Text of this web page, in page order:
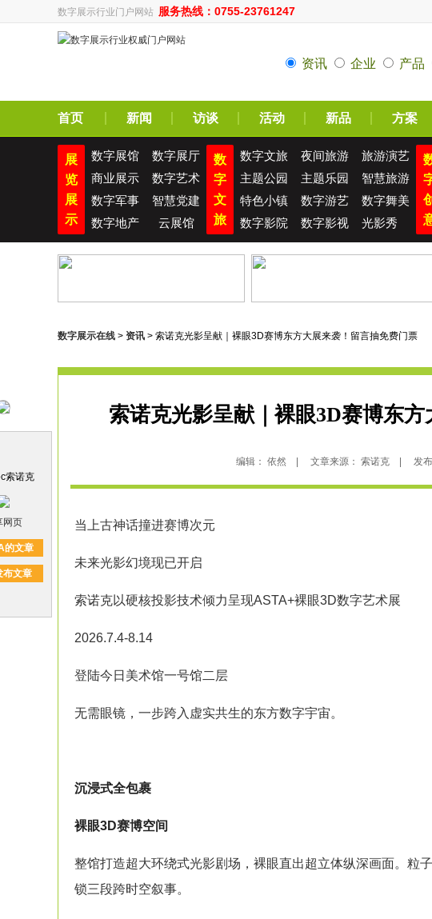
数字展示行业门户网站 服务热线：0755-23761247
资讯 企业 产品
首页 新闻 访谈 活动 新品 方案
展
览
展
示
数字展馆
数字展厅
商业展示
数字艺术
数字军事
智慧党建
数字地产
云展馆
数
字
文
旅
数字文旅 夜间旅游
旅游演艺
主题公园
主题乐园
智慧旅游
特色小镇
数字游艺
数字舞美
数字影院
数字影视 光影秀
数字展示在线 > 资讯 > 索诺克光影呈献｜裸眼3D赛博东方大展来袭！留言抽免费门票
索诺克光影呈献｜裸眼3D赛博东
编辑： 依然 | 文章来源： 索诺克 | 发布
当上古神话撞进赛博次元
未来光影幻境现已开启
索诺克以硬核投影技术倾力呈现ASTA+裸眼3D数字艺术展
2026.7.4-8.14
登陆今日美术馆一号馆二层
无需眼镜，一步跨入虚实共生的东方数字宇宙。
沉浸式全包裹
裸眼3D赛博空间
整馆打造超大环绕式光影剧场，裸眼直出超立体纵深画面。粒
锁三段跨时空叙事。
索诺克
网页
的文章
布文章